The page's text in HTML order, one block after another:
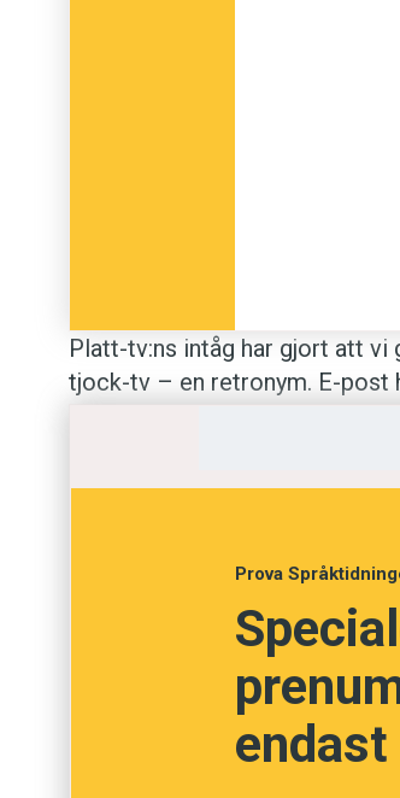
Platt-tv:ns intåg har gjort att vi
tjock-tv – en retronym. E-post
precisera­ när vi talar om
Dagbladets språkblogg: ”Nån
Prova